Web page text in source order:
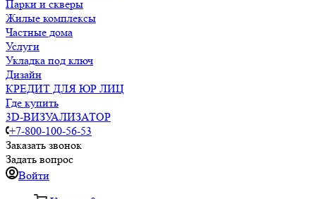
Парки и скверы
Жилые комплексы
Частные дома
Услуги
Укладка под ключ
Дизайн
КРЕДИТ ДЛЯ ЮР ЛИЦ
Где купить
3D-ВИЗУАЛИЗАТОР
+7-800-100-56-53
Заказать звонок
Задать вопрос
Войти